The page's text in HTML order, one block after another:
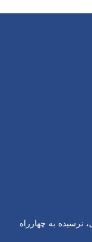
نرسیده به چهارراه